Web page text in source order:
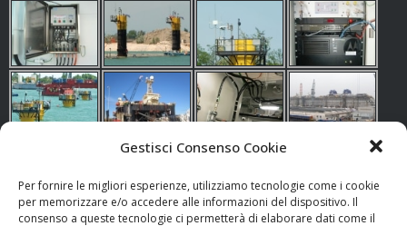
Gestisci Consenso Cookie
Per fornire le migliori esperienze, utilizziamo tecnologie come i cookie
per memorizzare e/o accedere alle informazioni del dispositivo. Il
consenso a queste tecnologie ci permetterà di elaborare dati come il